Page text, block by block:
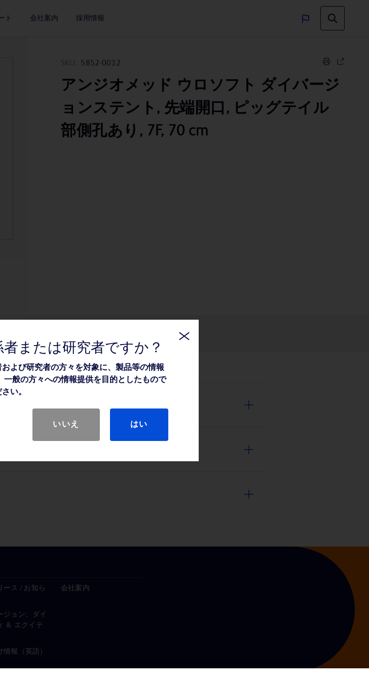
ト 会社案内 採用情報
SKU: 5852-0032
アンジオメッド ウロソフト ダイバージ
ョンステント, 先端開口, ピッグテイル
部側孔あり, 7F, 70 cm
関連情報
ース / お知ら
ジョン、ダイ
＆ エクイテ
情報（英語）
会社案内
または研究者ですか？
よび研究者の方々を対象に、製品等の情報
一般の方々への情報提供を目的としたもので
い。
いいえ はい